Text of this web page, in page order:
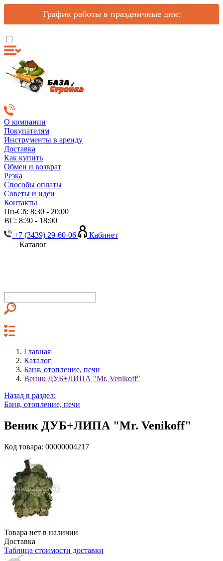
График работы в праздничные дни:
О компании
Покупателям
Инструменты в аренду
Доставка
Как купить
Обмен и возврат
Резка
Способы оплаты
Советы и идеи
Контакты
Пн-Сб: 8:30 - 20:00
ВС: 8:30 - 18:00
+7 (3439) 29-60-06
Кабинет
Каталог
Главная
Каталог
Баня, отопление, печи
Веник ДУБ+ЛИПА "Mr. Venikoff"
Назад в раздел:
Баня, отопление, печи
Веник ДУБ+ЛИПА "Mr. Venikoff"
Код товара: 00000004217
Товара нет в наличии
Доставка
Таблица стоимости доставки